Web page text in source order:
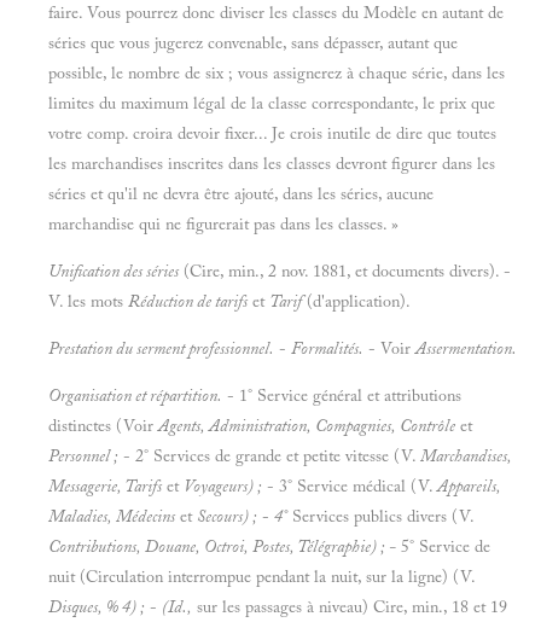
faire. Vous pourrez donc diviser les classes du Modèle en autant de
séries que vous jugerez convenable, sans dépasser, autant que
possible, le nombre de six ; vous assignerez à chaque série, dans les
limites du maximum légal de la classe correspondante, le prix que
votre comp. croira devoir fixer... Je crois inutile de dire que toutes
les marchandises inscrites dans les classes devront figurer dans les
séries et qu'il ne devra être ajouté, dans les séries, aucune
marchandise qui ne figurerait pas dans les classes. »
Unification des séries (Cire, min., 2 nov. 1881, et documents divers). -
V. les mots Réduction de tarifs et Tarif(d'application).
Prestation du serment professionnel. - Formalités. - VoirAssermentation.
Organisation et répartition. - 1° Service général et attributions
distinctes (VoirAgents, Administration, Compagnies, Contrôle et
Personnel ; - 2° Services de grande et petite vitesse (V. Marchandises,
Messagerie, Tarifs et Voyageurs) ; - 3° Service médical (V.Appareils,
Maladies, Médecins et Secours) ; - 4°Services publics divers (V.
Contributions, Douane, Octroi, Postes, Télégraphie) ; - 5° Service de
nuit (Circulation interrompue pendant la nuit, sur la ligne) (V.
Disques, % 4) ; - (Id., sur les passages à niveau) Cire, min., 18 et 19